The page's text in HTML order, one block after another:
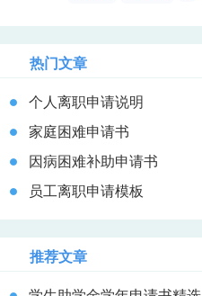
热门文章
个人离职申请说明
家庭困难申请书
因病困难补助申请书
员工离职申请模板
推荐文章